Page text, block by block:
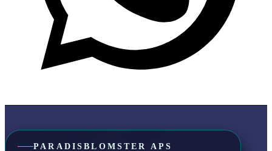
PARADISBLOMSTER APS